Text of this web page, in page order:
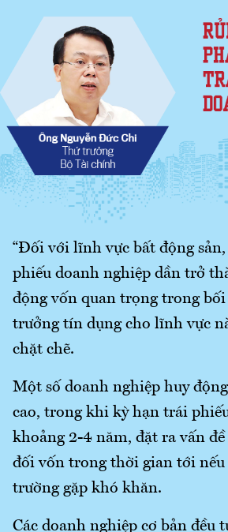
“Đối với lĩnh vực bất động
phiếu doanh nghiệp dần trở
động vốn quan trọng trong
trưởng tín dụng cho lĩnh vực
chặt chẽ.
Một số doanh nghiệp huy
cao, trong khi kỳ hạn trái
khoảng 2-4 năm, đặt ra vấn
đối vốn trong thời gian tới
trường gặp khó khăn.
Các doanh nghiệp cơ bản đều